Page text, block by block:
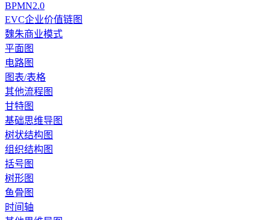
BPMN2.0
EVC企业价值链图
魏朱商业模式
平面图
电路图
图表/表格
其他流程图
甘特图
基础思维导图
树状结构图
组织结构图
括号图
树形图
鱼骨图
时间轴